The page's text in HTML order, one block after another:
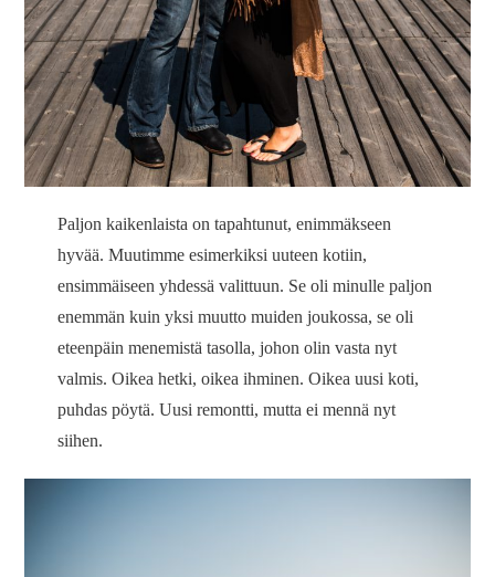
Paljon kaikenlaista on tapahtunut, enimmäkseen
hyvää. Muutimme esimerkiksi uuteen kotiin,
ensimmäiseen yhdessä valittuun. Se oli minulle paljon
enemmän kuin yksi muutto muiden joukossa, se oli
eteenpäin menemistä tasolla, johon olin vasta nyt
valmis. Oikea hetki, oikea ihminen. Oikea uusi koti,
puhdas pöytä. Uusi remontti, mutta ei mennä nyt
siihen.